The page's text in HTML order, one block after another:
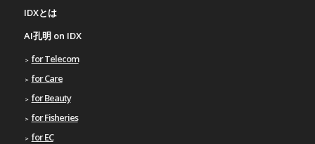
IDXとは
AI孔明 on IDX
for Telecom
for Care
for Beauty
for Fisheries
for EC